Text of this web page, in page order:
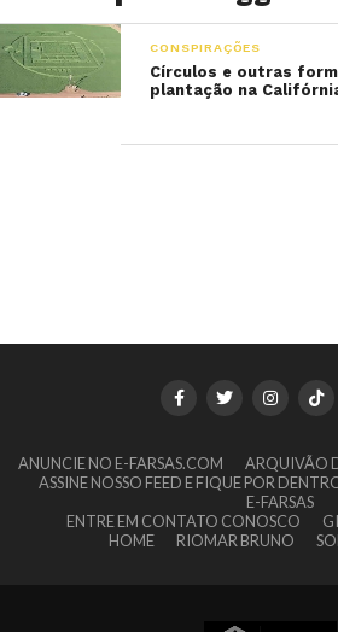
CONSPIRAÇÕES
Círculos e outras
plantação na
ANUNCIE NO E-FARSAS.COM ARQUIVÃO
ASSINE NOSSO FEED E FIQUE POR
E-FARSAS
ENTRE EM CONTATO CONOSCO
HOME
RIOMAR BRUNO